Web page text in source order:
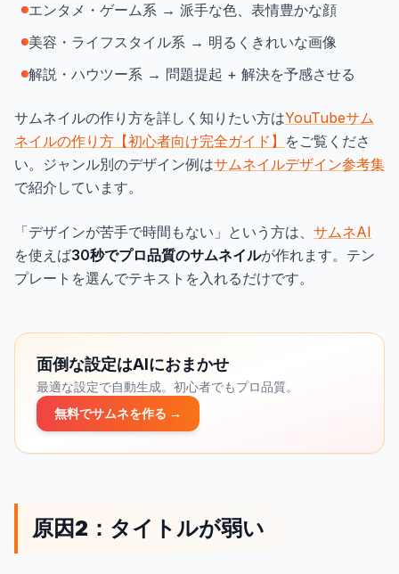
エンタメ・ゲーム系 → 派手な色、表情豊かな顔
美容・ライフスタイル系 → 明るくきれいな画像
解説・ハウツー系 → 問題提起 + 解決を予感させる
サムネイルの作り方を詳しく知りたい方はYouTubeサム
ネイルの作り方【初心者向け完全ガイド】 をご覧くださ
い。ジャンル別のデザイン例はサムネイルデザイン参考集
で紹介しています。
「デザインが苦手で時間もない」という方は、 サムネAI
を使えば30秒でプロ品質のサムネイルが作れます。テン
プレートを選んでテキストを入れるだけです。
面倒な設定はAIにおまかせ
最適な設定で自動生成。初心者でもプロ品質。
無料でサムネを作る →
原因2：タイトルが弱い